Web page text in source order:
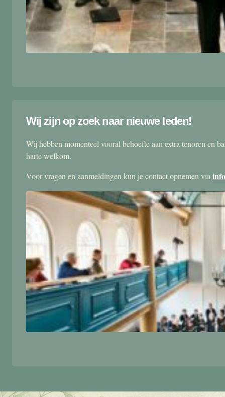
Wij zijn op zoek naar nieuwe leden!
Wij hebben momenteel vooral behoefte aan extra tenoren en
harte welkom.
Voor vragen en aanmeldingen kun je contact opnemen via